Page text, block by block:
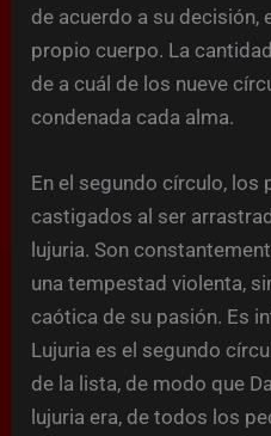
de acuerdo a su decisión,
propio cuerpo. La
de a cuál de los nueve
condenada cada alma.
En el segundo círculo,
castigados al ser
lujuria. Son
una tempestad violenta,
caótica de su pasión. Es
Lujuria es el segundo
de la lista, de modo que
lujuria era, de todos los